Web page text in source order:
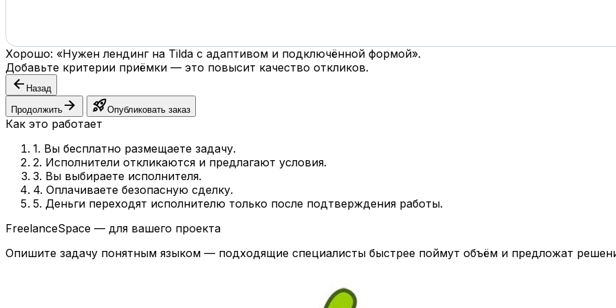
Хорошо: «Нужен лендинг на Tilda с адаптивом и подключённой формой».
Добавьте критерии приёмки — это повысит качество откликов.
arrow_back Назад
Продолжить arrow_forward rocket_launchОпубликовать заказ
Как это работает
1. Вы бесплатно размещаете задачу.
2. Исполнители откликаются и предлагают условия.
3. Вы выбираете исполнителя.
4. Оплачиваете безопасную сделку.
5. Деньги переходят исполнителю только после подтверждения работы.
FreelanceSpace — для вашего проекта
Опишите задачу понятным языком — подходящие специалисты быстрее поймут объём и предложат